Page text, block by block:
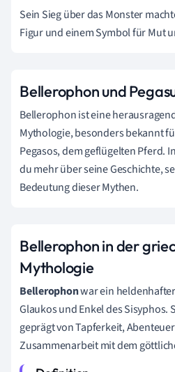
Sein Sieg über das Monster
Figur und einem Symbol für Mut
Bellerophon und
Bellerophon ist eine
Mythologie, besonders bekannt
Pegasos, dem geflügelten Pferd.
du mehr über seine Geschichte,
Bedeutung dieser Mythen.
Bellerophon in der
Mythologie
Bellerophonwar ein
Glaukos und Enkel des Sisyphos.
geprägt von Tapferkeit,
Zusammenarbeit mit dem